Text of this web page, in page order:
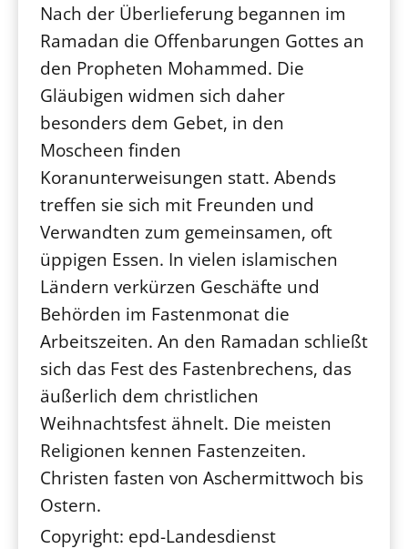
Nach der Überlieferung begannen im
Ramadan die Offenbarungen Gottes an
den Propheten Mohammed. Die
Gläubigen widmen sich daher
besonders dem Gebet, in den
Moscheen finden
Koranunterweisungen statt. Abends
treffen sie sich mit Freunden und
Verwandten zum gemeinsamen, oft
üppigen Essen. In vielen islamischen
Ländern verkürzen Geschäfte und
Behörden im Fastenmonat die
Arbeitszeiten. An den Ramadan schließt
sich das Fest des Fastenbrechens, das
äußerlich dem christlichen
Weihnachtsfest ähnelt. Die meisten
Religionen kennen Fastenzeiten.
Christen fasten von Aschermittwoch bis
Ostern.
Copyright: epd-Landesdienst